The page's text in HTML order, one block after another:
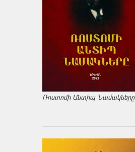
Ռոստոմի Անտիպ Նամակները